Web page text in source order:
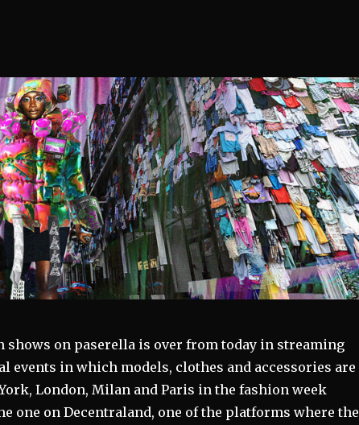
shows on paserella is over from today in streaming
events in which models, clothes and accessories are
London, Milan and Paris in the fashion week
one on Decentraland, one of the platforms where the